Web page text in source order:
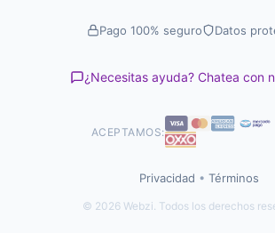
Pago 100% seguro Datos
¿Necesitas ayuda? Chatea con
ACEPTAMOS:
Privacidad • Términos
© 2026 Webzi. Todos los derechos